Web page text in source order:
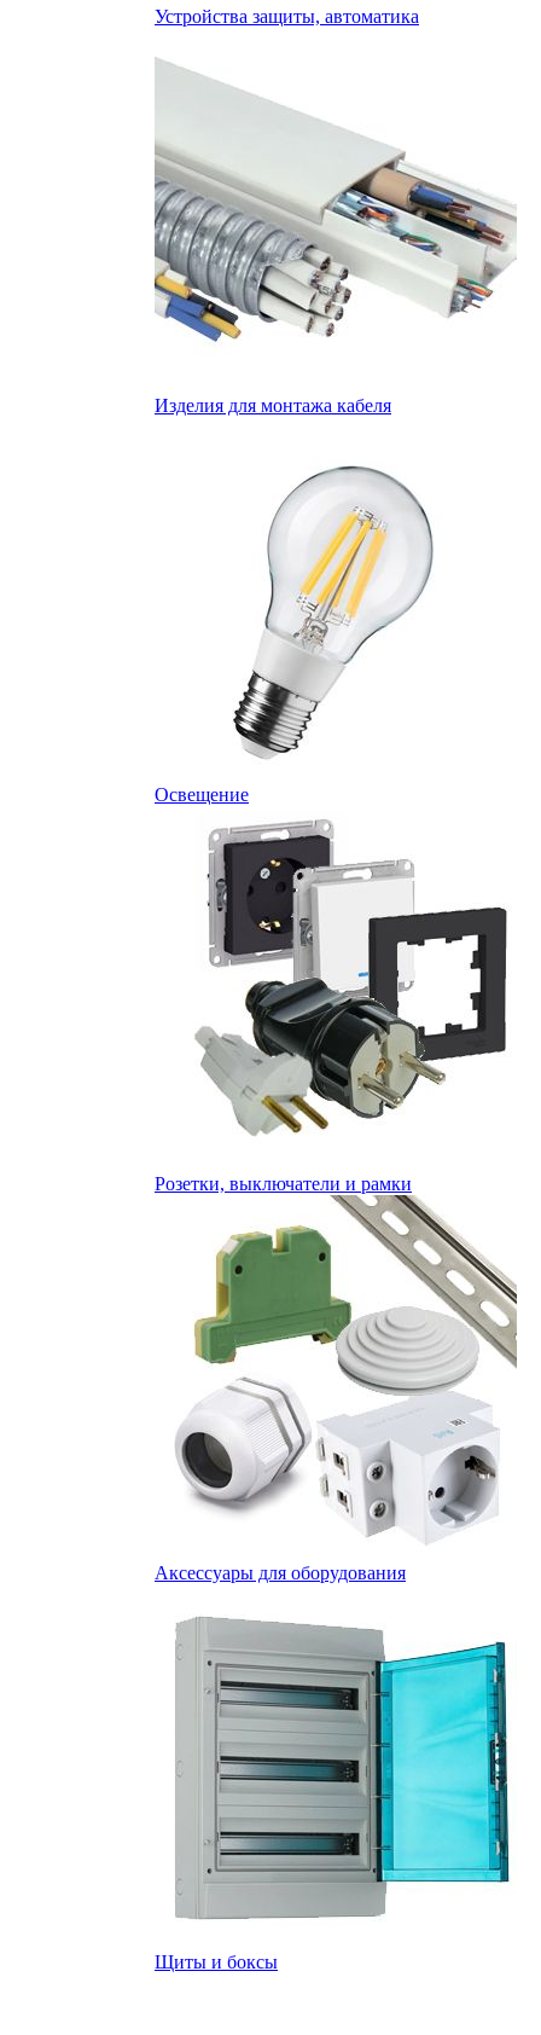
Устройства защиты, автоматика
Изделия для монтажа кабеля
Освещение
Розетки, выключатели и рамки
Аксессуары для оборудования
Щиты и боксы